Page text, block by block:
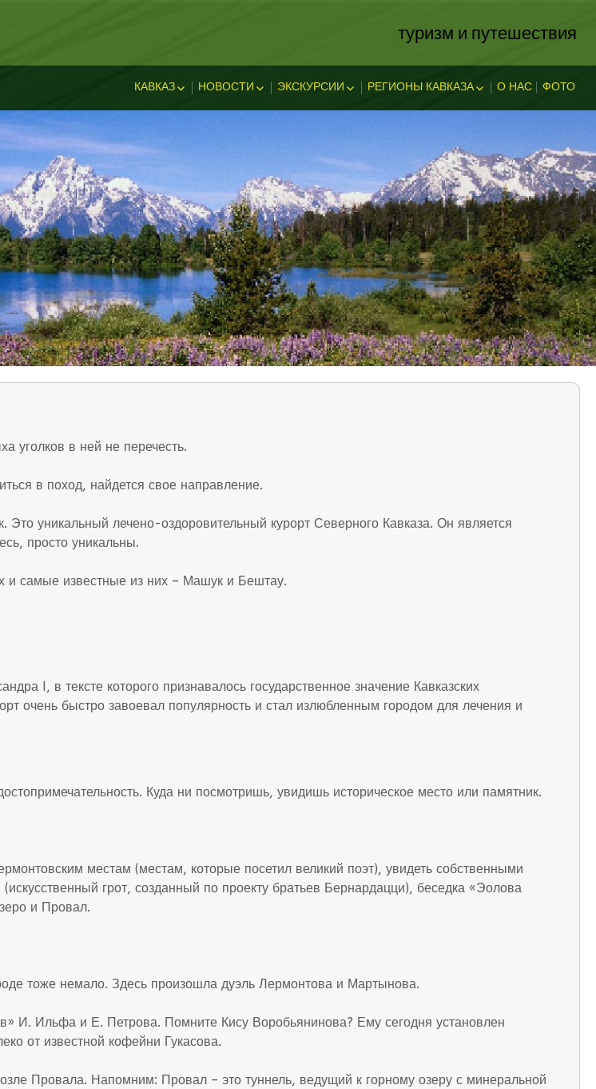
туризм и путешествия
КАВКАЗ
ДОСТОПРИМЕЧАТЕЛЬНОСТ
КАВКАЗСКИЕ МИНЕРАЛЬНЫЕ
НОВОСТИ ЭКСКУРСИИ РЕГИОНЫ КАВКАЗА
ЛЕГЕНДЫ АДЫГЕИ
ДАГЕСТАН
ИНГУШЕТИЯ
КУБАНЬ
КАБАРДИНО-БАЛКАРИЯ
КАРАЧАЕВО-ЧЕРКЕССИЯ
ОСЕТИЯ
О НАС ФОТО
уголков в ней не перечесть.
в поход, найдется свое направление.
уникальный лечено-оздоровительный курорт Северного Кавказа. Он является
просто уникальны.
и самые известные из них – Машук и Бештау.
I, в тексте которого признавалось государственное значение Кавказских
очень быстро завоевал популярность и стал излюбленным городом для лечения и
Куда ни посмотришь, увидишь историческое место или памятник.
местам (местам, которые посетил великий поэт), увидеть собственными
грот, созданный по проекту братьев Бернардацци), беседка «Эолова
и Провал.
тоже немало. Здесь произошла дуэль Лермонтова и Мартынова.
И. Ильфа и Е. Петрова. Помните Кису Воробьянинова? Ему сегодня установлен
от известной кофейни Гукасова.
Провала. Напомним: Провал – это туннель, ведущий к горному озеру с минеральной